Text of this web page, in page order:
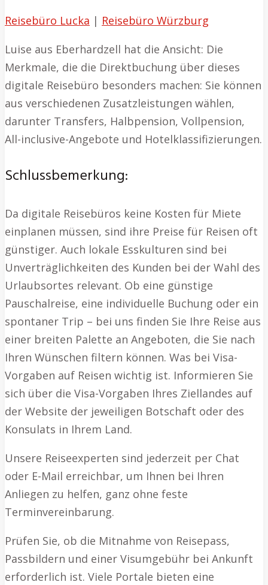
Reisebüro Lucka | Reisebüro Würzburg
Luise aus Eberhardzell hat die Ansicht: Die
Merkmale, die die Direktbuchung über dieses
digitale Reisebüro besonders machen: Sie können
aus verschiedenen Zusatzleistungen wählen,
darunter Transfers, Halbpension, Vollpension,
All-inclusive-Angebote und Hotelklassifizierungen.
Schlussbemerkung:
Da digitale Reisebüros keine Kosten für Miete
einplanen müssen, sind ihre Preise für Reisen oft
günstiger. Auch lokale Esskulturen sind bei
Unverträglichkeiten des Kunden bei der Wahl des
Urlaubsortes relevant. Ob eine günstige
Pauschalreise, eine individuelle Buchung oder ein
spontaner Trip – bei uns finden Sie Ihre Reise aus
einer breiten Palette an Angeboten, die Sie nach
Ihren Wünschen filtern können. Was bei Visa-
Vorgaben auf Reisen wichtig ist. Informieren Sie
sich über die Visa-Vorgaben Ihres Ziellandes auf
der Website der jeweiligen Botschaft oder des
Konsulats in Ihrem Land.
Unsere Reiseexperten sind jederzeit per Chat
oder E-Mail erreichbar, um Ihnen bei Ihren
Anliegen zu helfen, ganz ohne feste
Terminvereinbarung.
Prüfen Sie, ob die Mitnahme von Reisepass,
Passbildern und einer Visumgebühr bei Ankunft
erforderlich ist. Viele Portale bieten eine